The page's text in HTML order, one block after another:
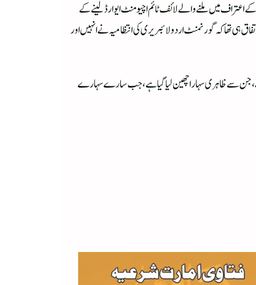
اعتراف میں ملنے والے لائف ٹائم اچیومنٹ ایوارڈ لینے کے
ہی تھا کہ گورنمنٹ اردو لائبریری کی انتظامیہ نے انہیں اور
جن سے ظاہری سہارا چھین لیا گیا ہے، جب سارے سہارے